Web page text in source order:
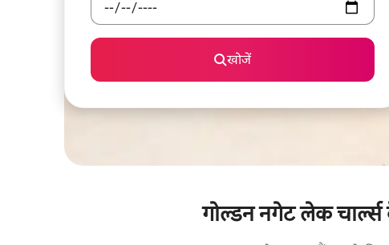
खोजें
गोल्डन नगेट लेक चार्ल्स